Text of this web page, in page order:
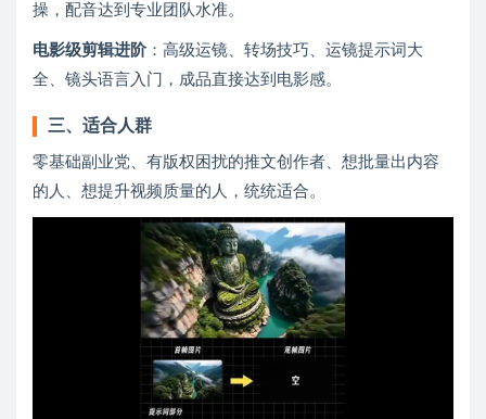
操，配音达到专业团队水准。
电影级剪辑进阶‌：高级运镜、转场技巧、运镜提示词大
全、镜头语言入门，成品直接达到电影感。
三、适合人群
零基础副业党、有版权困扰的推文创作者、想批量出内容
的人、想提升视频质量的人，统统适合。